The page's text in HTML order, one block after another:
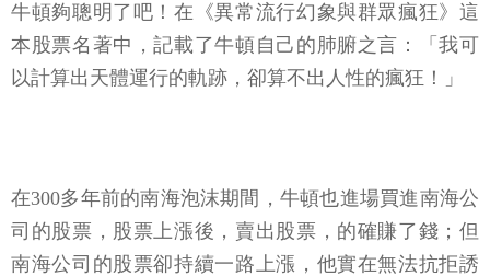
牛頓夠聰明了吧！在《異常流行幻象與群眾瘋狂》這
本股票名著中，記載了牛頓自己的肺腑之言：「我可
以計算出天體運行的軌跡，卻算不出人性的瘋狂！」
在300多年前的南海泡沫期間，牛頓也進場買進南海公
司的股票，股票上漲後，賣出股票，的確賺了錢；但
南海公司的股票卻持續一路上漲，他實在無法抗拒誘